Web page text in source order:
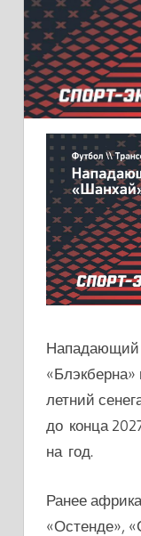
Нападающий
летний
до конца
на год.
Ранее
«Остенде»,